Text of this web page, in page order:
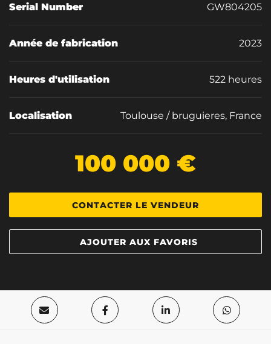
Serial Number GW804205
Année de fabrication 2023
Heures d'utilisation 522 heures
Localisation Toulouse / bruguieres, France
100 000 €
CONTACTER LE VENDEUR
AJOUTER AUX FAVORIS